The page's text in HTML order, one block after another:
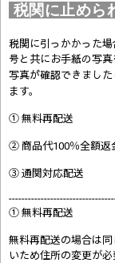
税関に止めら
税関に引っかかった
号と共にお手紙の写
写真が確認できました
ます。
① 無料再配送
② 商品代100％全額返
③ 通関対応配送
① 無料再配送
無料再配送の場合は
いため住所の変更が必